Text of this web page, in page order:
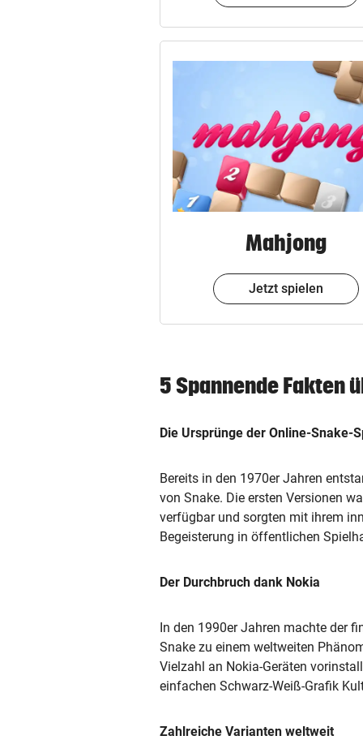
Mahjong
Jetzt spielen
5 Spannende Fakten
Die Ursprünge der Online-Snake-
Bereits in den 1970er Jahren
von Snake. Die ersten Versionen
verfügbar und sorgten mit ihrem
Begeisterung in öffentlichen
Der Durchbruch dank Nokia
In den 1990er Jahren machte der
Snake zu einem weltweiten
Vielzahl an Nokia-Geräten
einfachen Schwarz-Weiß-Grafik
Zahlreiche Varianten weltweit